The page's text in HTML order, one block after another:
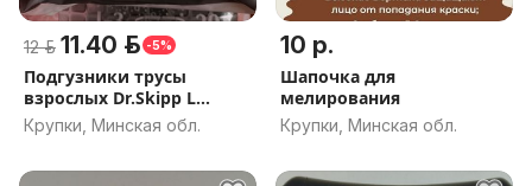
12 р. 11.40 р. -5%
Подгузники трусы
взрослых Dr.Skipp L
новые
Крупки, Минская обл.
10 р.
Шапочка для
мелирования
Крупки, Минская обл.